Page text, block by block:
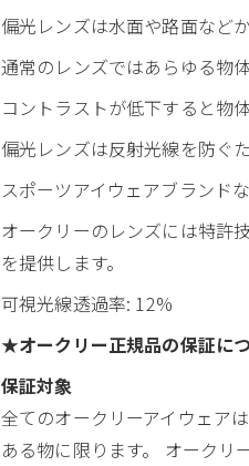
偏光レンズは水面や路面など
通常のレンズではあらゆる物
コントラストが低下すると物
偏光レンズは反射光線を防ぐ
スポーツアイウェアブランド
オークリーのレンズには特許
を提供します。
可視光線透過率: 12%
★オークリー正規品の保証に
保証対象
全てのオークリーアイウェア
ある物に限ります。 オークリ